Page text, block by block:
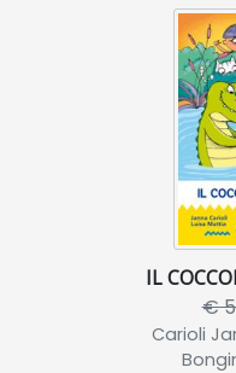
IL
€
Carioli